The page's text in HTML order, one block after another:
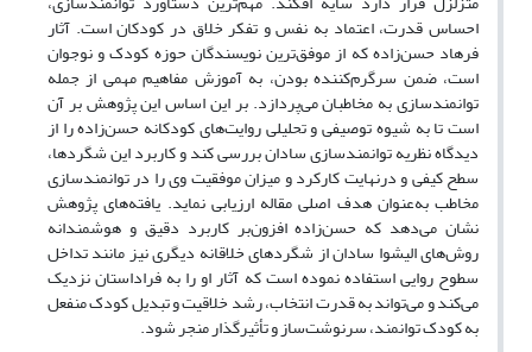
احساس قدرت، اعتماد به نفس و تفکر خلاق در کودکان است. آثار
فرهاد حسن‌زاده که از موفق‌ترین نویسندگان حوزه کودک و نوجوان
است، ضمن سرگرم‌کننده بودن، به آموزش مفاهیم مهمی از جمله
توانمندسازی به مخاطبان می‌پردازد. بر این اساس این پژوهش بر آن
است تا به شیوه توصیفی و تحلیلی روایت‌های کودکانه حسن‌زاده را از
دیدگاه نظریه توانمندسازی سادان بررسی کند و کاربرد این شگردها،
سطح کیفی و درنهایت کارکرد و میزان موفقیت وی را در توانمندسازی
مخاطب به‌عنوان هدف اصلی مقاله ارزیابی نماید. یافته‌های پژوهش
نشان می‌دهد که حسن‌زاده افزون‌بر کاربرد دقیق و هوشمندانه
روش‌های الیشوا سادان از شگردهای خلاقانه‌ دیگری نیز مانند تداخل
سطوح روایی استفاده نموده است که آثار او را به فراداستان نزدیک
می‌کند و می‌تواند به قدرت انتخاب، رشد خلاقیت و تبدیل کودک منفعل
به کودک توانمند، سرنوشت‌ساز و تأثیرگذار منجر شود.